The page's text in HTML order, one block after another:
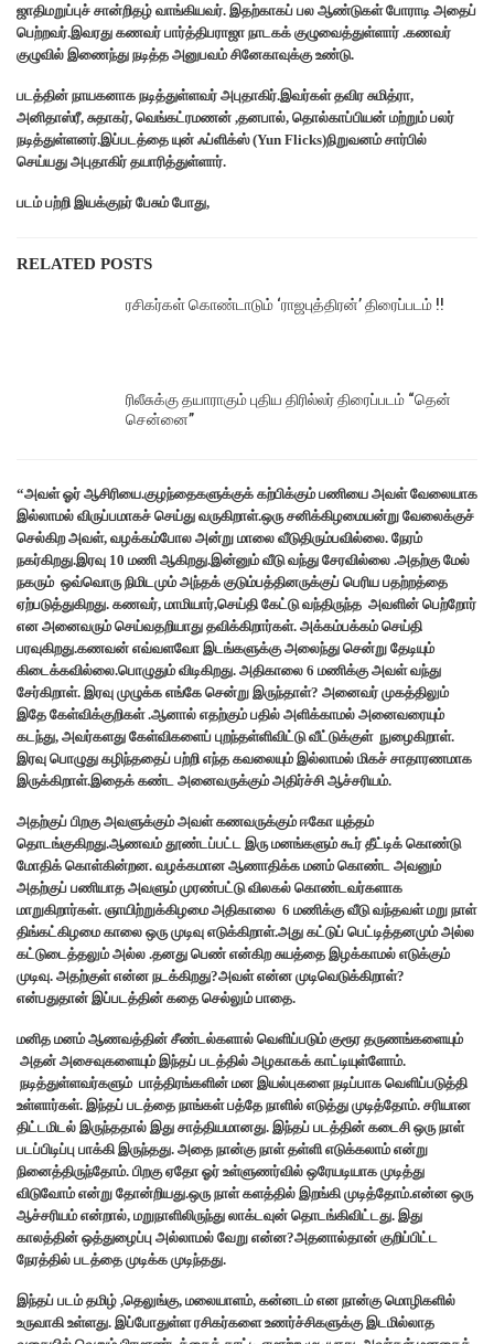
ஜாதிமறுப்புச் சான்றிதழ் வாங்கியவர். இதற்காகப் பல ஆண்டுகள் போராடி அதைப்
பெற்றவர்.இவரது கணவர் பார்த்திபராஜா நாடகக் குழுவைத்துள்ளார் .கணவர்
குழுவில் இணைந்து நடித்த அனுபவம் சினேகாவுக்கு உண்டு.
படத்தின் நாயகனாக நடித்துள்ளவர் அபுதாகிர்.இவர்கள் தவிர சுமித்ரா,
அனிதாஸ்ரீ, சுதாகர், வெங்கட்ரமணன் ,தனபால், தொல்காப்பியன் மற்றும் பலர்
நடித்துள்ளனர்.இப்படத்தை யுன் ஃப்ளிக்ஸ் (Yun Flicks)நிறுவனம் சார்பில்
செய்யது அபுதாகிர் தயாரித்துள்ளார்.
படம் பற்றி இயக்குநர் பேசும் போது,
RELATED POSTS
ரசிகர்கள் கொண்டாடும் ‘ராஜபுத்திரன்’ திரைப்படம் !!
ரிலீசுக்கு தயாராகும் புதிய திரில்லர் திரைப்படம் “தென்
சென்னை”
“அவள் ஓர் ஆசிரியை.குழந்தைகளுக்குக் கற்பிக்கும் பணியை அவள் வேலையாக
இல்லாமல் விருப்பமாகச் செய்து வருகிறாள்.ஒரு சனிக்கிழமையன்று வேலைக்குச்
செல்கிற அவள், வழக்கம்போல அன்று மாலை வீடுதிரும்பவில்லை. நேரம்
நகர்கிறது.இரவு 10 மணி ஆகிறது.இன்னும் வீடு வந்து சேரவில்லை .அதற்கு மேல்
நகரும் ஒவ்வொரு நிமிடமும் அந்தக் குடும்பத்தினருக்குப் பெரிய பதற்றத்தை
ஏற்படுத்துகிறது. கணவர், மாமியார்,செய்தி கேட்டு வந்திருந்த அவளின் பெற்றோர்
என அனைவரும் செய்வதறியாது தவிக்கிறார்கள். அக்கம்பக்கம் செய்தி
பரவுகிறது.கணவன் எவ்வளவோ இடங்களுக்கு அலைந்து சென்று தேடியும்
கிடைக்கவில்லை.பொழுதும் விடிகிறது. அதிகாலை 6 மணிக்கு அவள் வந்து
சேர்கிறாள். இரவு முழுக்க எங்கே சென்று இருந்தாள்? அனைவர் முகத்திலும்
இதே கேள்விக்குறிகள் .ஆனால் எதற்கும் பதில் அளிக்காமல் அனைவரையும்
கடந்து, அவர்களது கேள்விகளைப் புறந்தள்ளிவிட்டு வீட்டுக்குள் நுழைகிறாள்.
இரவு பொழுது கழிந்ததைப் பற்றி எந்த கவலையும் இல்லாமல் மிகச் சாதாரணமாக
இருக்கிறாள்.இதைக் கண்ட அனைவருக்கும் அதிர்ச்சி ஆச்சரியம்.
அதற்குப் பிறகு அவளுக்கும் அவள் கணவருக்கும் ஈகோ யுத்தம்
தொடங்குகிறது.ஆணவம் தூண்டப்பட்ட இரு மனங்களும் கூர் தீட்டிக் கொண்டு
மோதிக் கொள்கின்றன. வழக்கமான ஆணாதிக்க மனம் கொண்ட அவனும்
அதற்குப் பணியாத அவளும் முரண்பட்டு விலகல் கொண்டவர்களாக
மாறுகிறார்கள். ஞாயிற்றுக்கிழமை அதிகாலை 6 மணிக்கு வீடு வந்தவள் மறு நாள்
திங்கட்கிழமை காலை ஒரு முடிவு எடுக்கிறாள்.அது கட்டுப் பெட்டித்தனமும் அல்ல
கட்டுடைத்தலும் அல்ல .தனது பெண் என்கிற சுயத்தை இழக்காமல் எடுக்கும்
முடிவு. அதற்குள் என்ன நடக்கிறது?அவள் என்ன முடிவெடுக்கிறாள்?
என்பதுதான் இப்படத்தின் கதை செல்லும் பாதை.
மனித மனம் ஆணவத்தின் சீண்டல்களால் வெளிப்படும் குரூர தருணங்களையும்
அதன் அசைவுகளையும் இந்தப் படத்தில் அழகாகக் காட்டியுள்ளோம்.
நடித்துள்ளவர்களும் பாத்திரங்களின் மன இயல்புகளை நடிப்பாக வெளிப்படுத்தி
உள்ளார்கள். இந்தப் படத்தை நாங்கள் பத்தே நாளில் எடுத்து முடித்தோம். சரியான
திட்டமிடல் இருந்ததால் இது சாத்தியமானது. இந்தப் படத்தின் கடைசி ஒரு நாள்
படப்பிடிப்பு பாக்கி இருந்தது. அதை நான்கு நாள் தள்ளி எடுக்கலாம் என்று
நினைத்திருந்தோம். பிறகு ஏதோ ஓர் உள்ளுணர்வில் ஒரேயடியாக முடித்து
விடுவோம் என்று தோன்றியது.ஒரு நாள் களத்தில் இறங்கி முடித்தோம்.என்ன ஒரு
ஆச்சரியம் என்றால், மறுநாளிலிருந்து லாக்டவுன் தொடங்கிவிட்டது. இது
காலத்தின் ஒத்துழைப்பு அல்லாமல் வேறு என்ன?அதனால்தான் குறிப்பிட்ட
நேரத்தில் படத்தை முடிக்க முடிந்தது.
இந்தப் படம் தமிழ் ,தெலுங்கு, மலையாளம், கன்னடம் என நான்கு மொழிகளில்
உருவாகி உள்ளது. இப்போதுள்ள ரசிகர்களை உணர்ச்சிகளுக்கு இடமில்லாத